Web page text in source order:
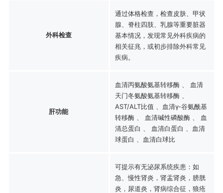
外科检查
通过体格检查，检查皮肤、甲状
腺、脊柱四肢、乳腺等重要脏器
基本情况，发现常见外科疾病的
相关征兆，或初步排除外科常见
疾病。
肝功能
血清丙氨酸氨基转移酶 、 血清
天门冬氨酸氨基转移酶 、
AST/ALT比值 、血清γ-谷氨酰基
转移酶 、 血清碱性磷酸酶 、 血
清总蛋白 、 血清白蛋白 、血清
球蛋白 、血清白球比
可提示有无泌尿系统疾患：如
急、慢性肾炎，肾盂肾炎，膀胱
炎，尿道炎，肾病综合征，狼疮